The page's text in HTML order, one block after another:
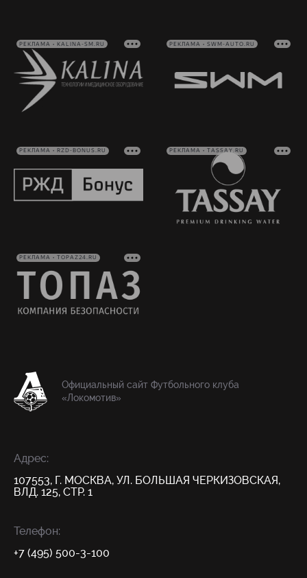
РЕКЛАМА • KALINA-SM.RU РЕКЛАМА • SWM-AUTO.RU
РЕКЛАМА • RZD-BONUS.RU РЕКЛАМА • TASSAY.RU
РЕКЛАМА • TOPAZ24.RU
Официальный сайт Футбольного клуба
«Локомотив»
Адрес:
107553, Г. МОСКВА, УЛ. БОЛЬШАЯ ЧЕРКИЗОВСКАЯ,
ВЛД. 125, СТР. 1
Телефон:
+7 (495) 500-3-100